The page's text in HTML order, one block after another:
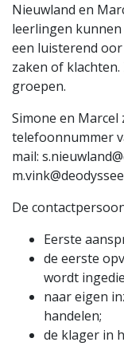
Nieuwland en
leerlingen
een luisterend
zaken of
groepen.
Simone en
telefoonnummer
mail:
De
Eerste
de eerste
wordt
naar eigen
handelen;
de klager in